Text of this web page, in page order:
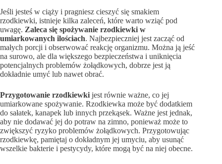
Jeśli jesteś w ciąży i pragniesz cieszyć się smakiem
rzodkiewki, istnieje kilka zaleceń, które warto wziąć pod
uwagę. Zaleca się spożywanie rzodkiewki w
umiarkowanych ilościach. Najbezpieczniej jest zacząć od
małych porcji i obserwować reakcję organizmu. Można ją jeść
na surowo, ale dla większego bezpieczeństwa i uniknięcia
potencjalnych problemów żołądkowych, dobrze jest ją
dokładnie umyć lub nawet obrać.
Przygotowanie rzodkiewki jest równie ważne, co jej
umiarkowane spożywanie. Rzodkiewka może być dodatkiem
do sałatek, kanapek lub innych przekąsek. Ważne jest jednak,
aby nie dodawać jej do potraw na zimno, ponieważ może to
zwiększyć ryzyko problemów żołądkowych. Przygotowując
rzodkiewkę, pamiętaj o dokładnym jej umyciu, aby usunąć
wszelkie bakterie i pestycydy, które mogą być na niej obecne.